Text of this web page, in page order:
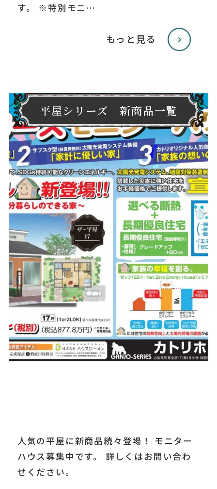
す。 ※特別モニ…
もっと見る
平屋シリーズ 新商品一覧
人気の平屋に新商品続々登場！
モニター
ハウス募集中です。
詳しくはお問い合わ
せください。